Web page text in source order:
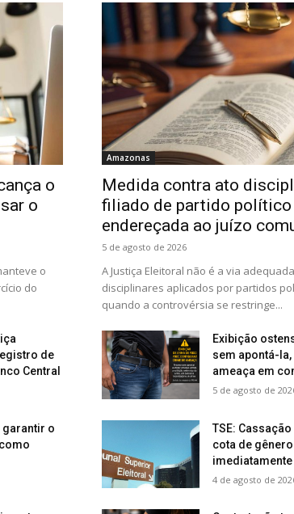
o
o
o
do
Amazonas
Medida contra ato
filiado de partido político
endereçada ao juízo
5 de agosto de 2026
A Justiça Eleitoral não é a via
disciplinares aplicados por partidos
quando a controvérsia se restringe...
de
Central
Exibição
sem apontá-
ameaça em
5 de agosto de
garantir o
TSE:
cota de
imediatamente
4 de agosto de